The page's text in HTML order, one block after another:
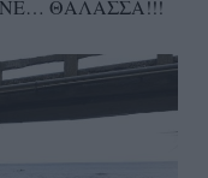
ΘΑΛΑΣΣΑ!!!